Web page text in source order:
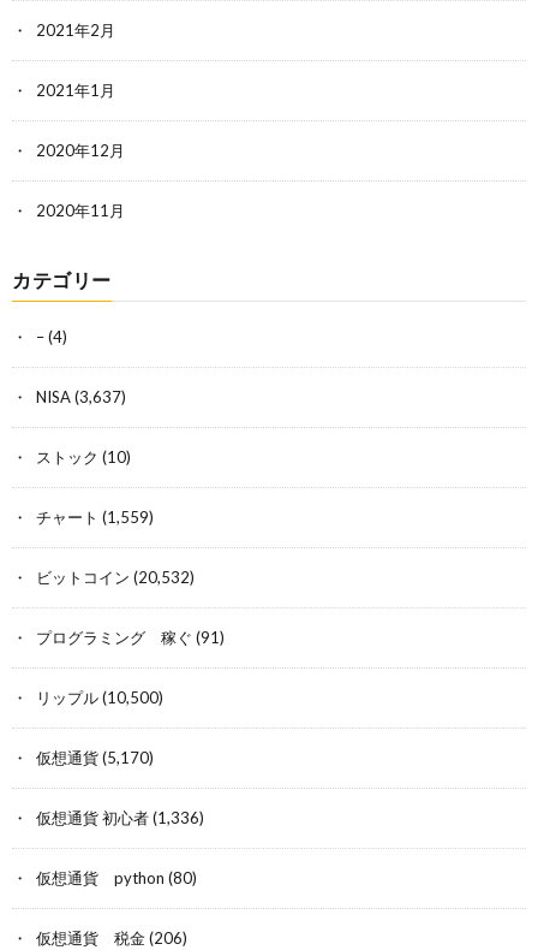
2021年2月
2021年1月
2020年12月
2020年11月
カテゴリー
–(4)
NISA(3,637)
ストック (10)
チャート (1,559)
ビットコイン (20,532)
プログラミング 稼ぐ (91)
リップル(10,500)
仮想通貨(5,170)
仮想通貨 初心者(1,336)
仮想通貨 python (80)
仮想通貨 税金(206)